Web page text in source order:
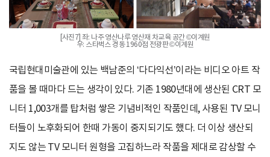
[사진7] 좌: 나주 영산나루 영산재 차교육 공간 ©이계원
우: 스타벅스 경동 1960점 전광판 ©이계원
국립현대미술관에 있는 백남준의 ‘다다익선’이라는 비디오 아트 작
품을 볼 때마다 드는 생각이 있다. 기존 1980년대에 생산된 CRT 모
니터 1,003개를 탑처럼 쌓은 기념비적인 작품인데, 사용된 TV 모니
터들이 노후화되어 한때 가동이 중지되기도 했다. 더 이상 생산되
지도 않는 TV 모니터 원형을 고집하느라 작품을 제대로 감상할 수